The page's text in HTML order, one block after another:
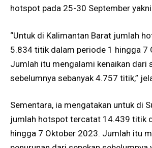
hotspot pada 25-30 September
“Untuk di Kalimantan Barat jumlah
5.834 titik dalam periode 1 hingga 7
Jumlah itu mengalami kenaikan dari
sebelumnya sebanyak 4.757 titik,”
Sementara, ia mengatakan untuk di
jumlah hotspot tercatat 14.439 titik
hingga 7 Oktober 2023. Jumlah itu